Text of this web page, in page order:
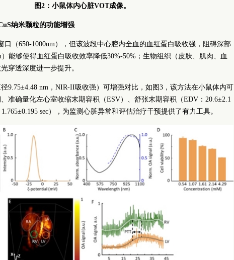
图2：小鼠体内心脏VOT成像。
纳米颗粒的功能增强
口（650-1000nm），但该波段中心腔内全血的血红蛋白吸收强，阻碍深部
能够使得血红蛋白吸收效率降低30%-50%；生物组织（皮肤、肌肉、血
穿透深度进一步提升。
9.75±4.48 nm，NIR-II吸收强）可增强对比，如图3，该方法在小鼠体内可
准确量化左心室收缩末期容积（ESV）、舒张末期容积（EDV：20.6±2.1
sec），为监测心脏异常和评估治疗干预提供了有力工具。